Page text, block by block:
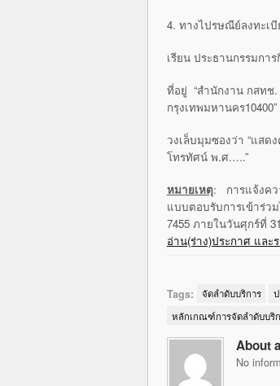
4. ทางไปรษณีย์ลงทะเ
เรียน ประธานกรรมกา
ที่อยู่ “สำนักงาน กสทช
กรุงเทพมหานคร10400”
วงเล็บมุมซองว่า “แสด
โทรทัศน์ พ.ศ.….”
หมายเหตุ: การแจ้งคว
แบบตอบรับการเข้าร่ว
7455 ภายในวันศุกร์ที่
อ่าน(ร่าง)ประกาศ และ
Tags: จัดลำดับบริการ
หลักเกณฑ์การจัดลำดับบริ
About
No